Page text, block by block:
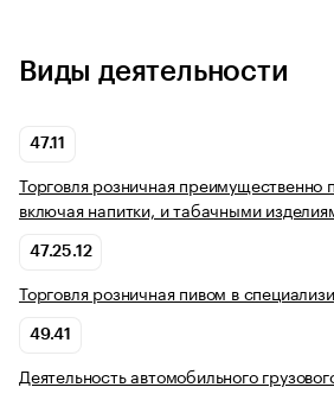
Виды деятельности
47.11
Торговля розничная
включая напитки, и табачными
47.25.12
Торговля розничная пивом в
49.41
Деятельность автомобильного